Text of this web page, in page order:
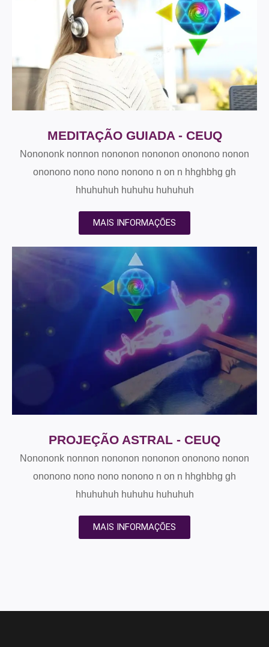
MEDITAÇÃO GUIADA - CEUQ
Nonononk nonnon nononon nononon ononono nonon
ononono nono nono nonono n on n hhghbhg gh
hhuhuhuh huhuhu huhuhuh
MAIS INFORMAÇÕES
PROJEÇÃO ASTRAL - CEUQ
Nonononk nonnon nononon nononon ononono nonon
ononono nono nono nonono n on n hhghbhg gh
hhuhuhuh huhuhu huhuhuh
MAIS INFORMAÇÕES